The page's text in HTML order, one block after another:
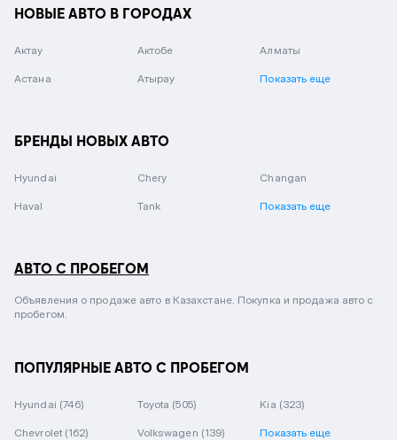
НОВЫЕ АВТО В ГОРОДАХ
Актау Актобе Алматы
Астана Атырау Показать еще
БРЕНДЫ НОВЫХ АВТО
Hyundai Chery Changan
Haval Tank Показать еще
АВТО С ПРОБЕГОМ
Объявления о продаже авто в Казахстане. Покупка и продажа авто с
пробегом.
ПОПУЛЯРНЫЕ АВТО С ПРОБЕГОМ
Hyundai (746) Toyota (505) Kia (323)
Chevrolet (162) Volkswagen (139) Показать еще